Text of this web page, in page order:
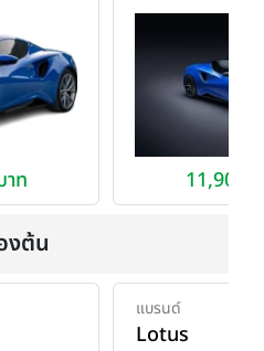
ท
งต้น
แบรนด์
Lotus